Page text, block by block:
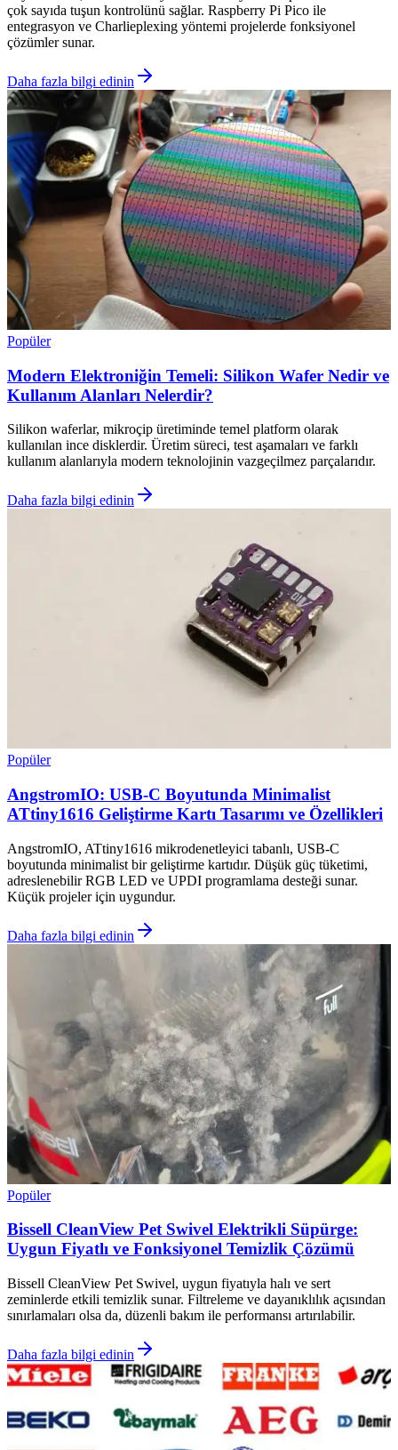
çok sayıda tuşun kontrolünü sağlar. Raspberry Pi Pico ile
entegrasyon ve Charlieplexing yöntemi projelerde fonksiyonel
çözümler sunar.
Daha fazla bilgi edinin
Popüler
Modern Elektroniğin Temeli: Silikon Wafer Nedir ve
Kullanım Alanları Nelerdir?
Silikon waferlar, mikroçip üretiminde temel platform olarak
kullanılan ince disklerdir. Üretim süreci, test aşamaları ve farklı
kullanım alanlarıyla modern teknolojinin vazgeçilmez parçalarıdır.
Daha fazla bilgi edinin
Popüler
AngstromIO: USB-C Boyutunda Minimalist
ATtiny1616 Geliştirme Kartı Tasarımı ve Özellikleri
AngstromIO, ATtiny1616 mikrodenetleyici tabanlı, USB-C
boyutunda minimalist bir geliştirme kartıdır. Düşük güç tüketimi,
adreslenebilir RGB LED ve UPDI programlama desteği sunar.
Küçük projeler için uygundur.
Daha fazla bilgi edinin
Popüler
Bissell CleanView Pet Swivel Elektrikli Süpürge:
Uygun Fiyatlı ve Fonksiyonel Temizlik Çözümü
Bissell CleanView Pet Swivel, uygun fiyatıyla halı ve sert
zeminlerde etkili temizlik sunar. Filtreleme ve dayanıklılık açısından
sınırlamaları olsa da, düzenli bakım ile performansı artırılabilir.
Daha fazla bilgi edinin